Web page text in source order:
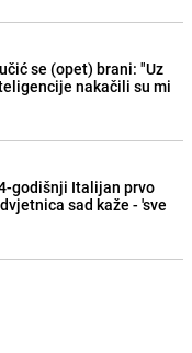
se (opet) brani: "Uz
nakačili su mi
godišnji Italijan prvo
sad kaže - 'sve